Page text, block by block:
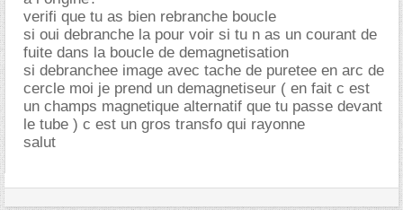
verifi que tu as bien rebranche boucle
si oui debranche la pour voir si tu n as un courant de
fuite dans la boucle de demagnetisation
si debranchee image avec tache de puretee en arc de
cercle moi je prend un demagnetiseur ( en fait c est
un champs magnetique alternatif que tu passe devant
le tube ) c est un gros transfo qui rayonne
salut